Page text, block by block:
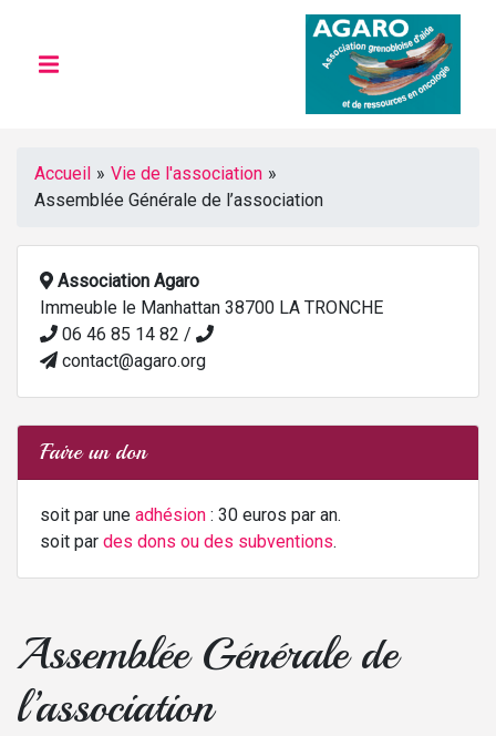
Accueil » Vie de l'association »
Assemblée Générale de l’association
Association Agaro
Immeuble le Manhattan 38700 LA TRONCHE
06 46 85 14 82 /
contact@agaro.org
Faire un don
soit par une adhésion : 30 euros par an.
soit par des dons ou des subventions.
Assemblée Générale de
l’association